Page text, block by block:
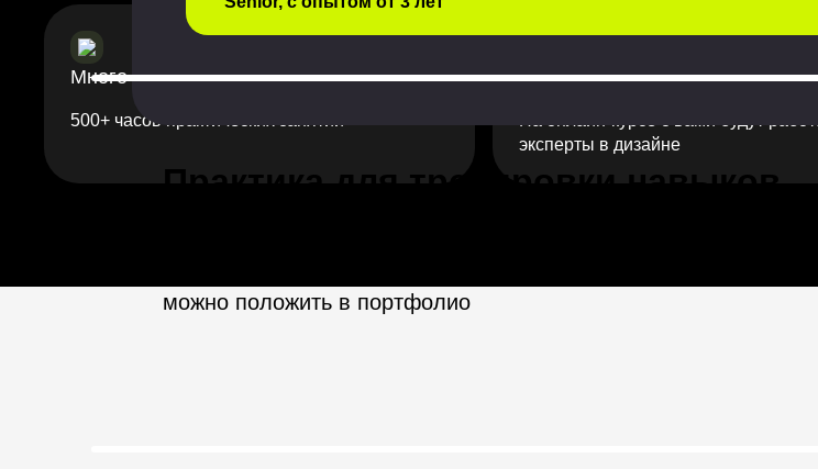
Много практики
500+ часов практических занятий
Вебинары в мини-группах
эксперты в дизайне
Практика для тренировки навыков
можно положить в портфолио